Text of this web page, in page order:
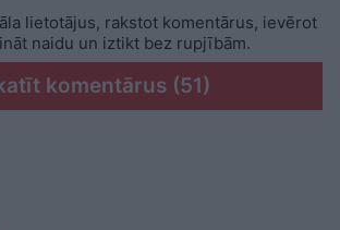
lietotājus, rakstot komentārus, ievērot
naidu un iztikt bez rupjībām.
komentārus (51)